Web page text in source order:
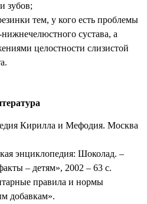
зубов;
тем, у кого есть проблемы
сустава, а
целостности слизистой
Кирилла и Мефодия. Москва
энциклопедия: Шоколад. –
– детям», 2002 – 63 с.
правила и нормы
добавкам».